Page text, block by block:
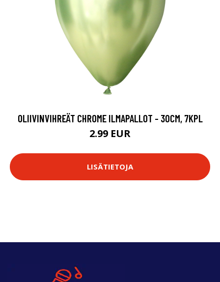
OLIIVINVIHREÄT CHROME ILMAPALLOT - 30CM, 7KPL
2.99 EUR
LISÄTIETOJA